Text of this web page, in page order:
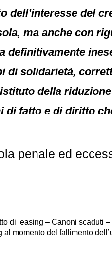
dell’interesse del
ma anche con
definitivamente
solidarietà,
della
fatto e di diritto
penale ed
di leasing – Canoni scaduti
momento del fallimento